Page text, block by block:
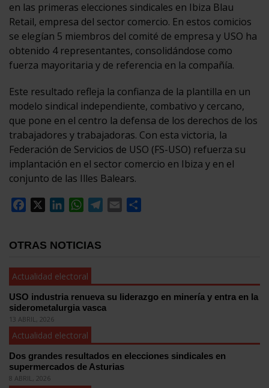
en las primeras elecciones sindicales en Ibiza Blau
Retail, empresa del sector comercio. En estos comicios
se elegían 5 miembros del comité de empresa y USO ha
obtenido 4 representantes, consolidándose como
fuerza mayoritaria y de referencia en la compañía.
Este resultado refleja la confianza de la plantilla en un
modelo sindical independiente, combativo y cercano,
que pone en el centro la defensa de los derechos de los
trabajadores y trabajadoras. Con esta victoria, la
Federación de Servicios de USO (FS-USO) refuerza su
implantación en el sector comercio en Ibiza y en el
conjunto de las Illes Balears.
Facebook
LinkedInWhatsApp
Telegram
Email
OTRAS NOTICIAS
Actualidad electoral
USO industria renueva su liderazgo en minería y entra en la
siderometalurgia vasca
13 ABRIL, 2026
Actualidad electoral
Dos grandes resultados en elecciones sindicales en
supermercados de Asturias
8 ABRIL, 2026